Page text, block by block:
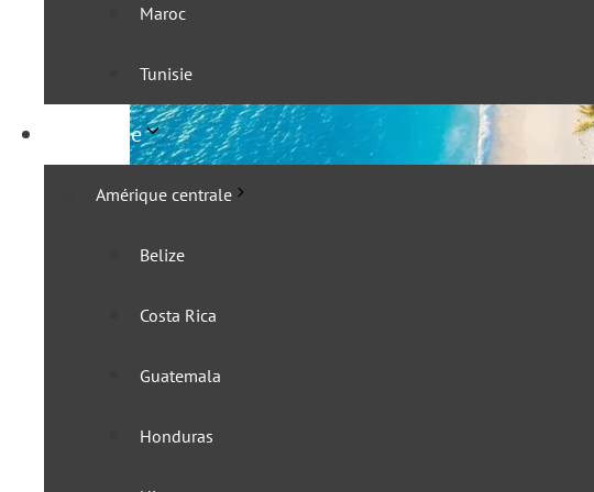
Maroc
Tunisie
Amérique
Amérique centrale
Belize
Costa Rica
Guatemala
Honduras
Tanzanie : tout savoir sur